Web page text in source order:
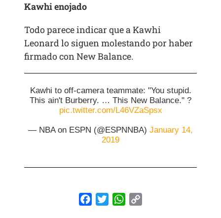
Kawhi enojado
Todo parece indicar que a Kawhi
Leonard lo siguen molestando por haber
firmado con New Balance.
Kawhi to off-camera teammate: "You stupid.
This ain't Burberry. … This New Balance." ?
pic.twitter.com/L46VZaSpsx
— NBA on ESPN (@ESPNNBA) January 14,
2019
FacebookTwitterWhatsApp